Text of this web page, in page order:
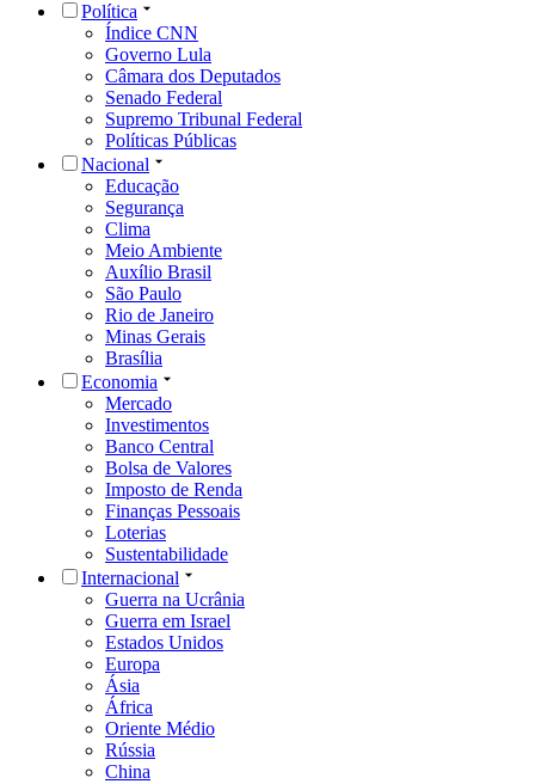
Política
Índice CNN
Governo Lula
Câmara dos Deputados
Senado Federal
Supremo Tribunal Federal
Políticas Públicas
Nacional
Educação
Segurança
Clima
Meio Ambiente
Auxílio Brasil
São Paulo
Rio de Janeiro
Minas Gerais
Brasília
Economia
Mercado
Investimentos
Banco Central
Bolsa de Valores
Imposto de Renda
Finanças Pessoais
Loterias
Sustentabilidade
Internacional
Guerra na Ucrânia
Guerra em Israel
Estados Unidos
Europa
Ásia
África
Oriente Médio
Rússia
China